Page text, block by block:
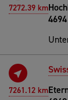
7272.39 km
7261.12 km